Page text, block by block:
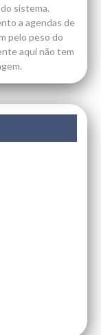
sistema.
a agendas de
pelo peso do
aqui não tem